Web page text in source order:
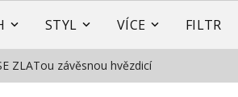
STYL VÍCE FILTR
ZLATou závěsnou hvězdicí